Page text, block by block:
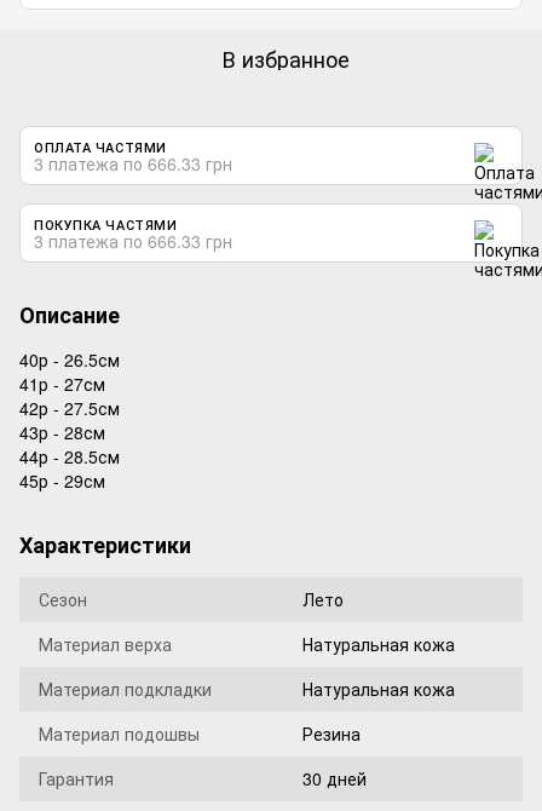
В избранное
ОПЛАТА ЧАСТЯМИ
3 платежа по 666.33 грн
ПОКУПКА ЧАСТЯМИ
3 платежа по 666.33 грн
Описание
40р - 26.5см
41р - 27см
42р - 27.5см
43р - 28см
44р - 28.5см
45р - 29см
Характеристики
Сезон
Лето
Материал верха
Натуральная кожа
Материал подкладки
Натуральная кожа
Материал подошвы
Резина
Гарантия
30 дней